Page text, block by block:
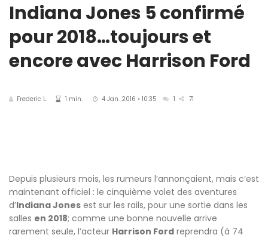
Indiana Jones 5 confirmé
pour 2018…toujours et
encore avec Harrison Ford
Frederic L. 1 min. 4 Jan. 2016 • 10:35 1 71
Depuis plusieurs mois, les rumeurs l’annonçaient, mais c’est
maintenant officiel : le cinquième volet des aventures
d’Indiana Jones est sur les rails, pour une sortie dans les
salles en 2018; comme une bonne nouvelle arrive
rarement seule, l’acteur Harrison Ford reprendra (à 74